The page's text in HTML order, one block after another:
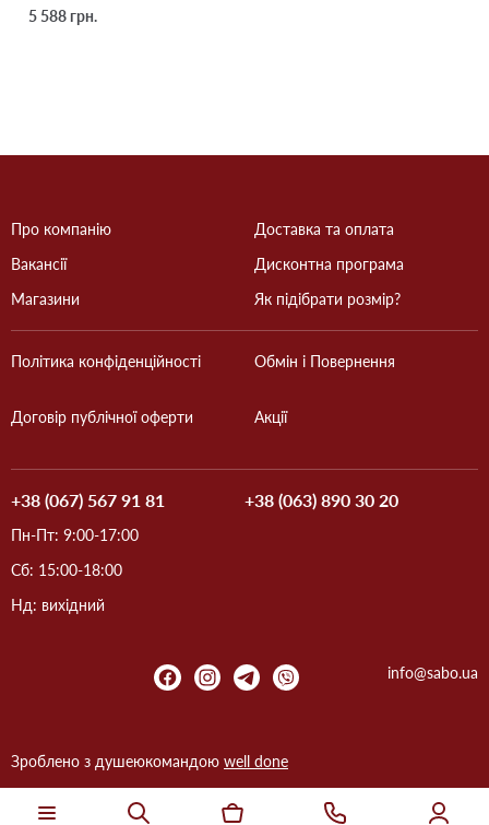
5 588 грн.
Про компанію
Вакансії
Магазини
Доставка та оплата
Дисконтна програма
Як підібрати розмір?
Політика конфіденційності
Договір публічної оферти
Обмін і Повернення
Акції
+38 (067) 567 91 81 +38 (063) 890 30 20
Пн-Пт: 9:00-17:00
Сб: 15:00-18:00
Нд: вихідний
info@sabo.ua
Зроблено з душеюкомандою well done